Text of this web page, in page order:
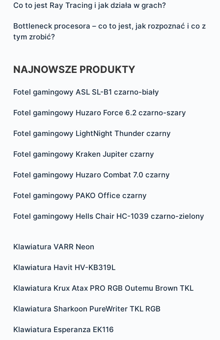
Co to jest Ray Tracing i jak działa w grach?
Bottleneck procesora – co to jest, jak rozpoznać i co z
tym zrobić?
NAJNOWSZE PRODUKTY
Fotel gamingowy ASL SL-B1 czarno-biały
Fotel gamingowy Huzaro Force 6.2 czarno-szary
Fotel gamingowy LightNight Thunder czarny
Fotel gamingowy Kraken Jupiter czarny
Fotel gamingowy Huzaro Combat 7.0 czarny
Fotel gamingowy PAKO Office czarny
Fotel gamingowy Hells Chair HC-1039 czarno-zielony
Klawiatura VARR Neon
Klawiatura Havit HV-KB319L
Klawiatura Krux Atax PRO RGB Outemu Brown TKL
Klawiatura Sharkoon PureWriter TKL RGB
Klawiatura Esperanza EK116